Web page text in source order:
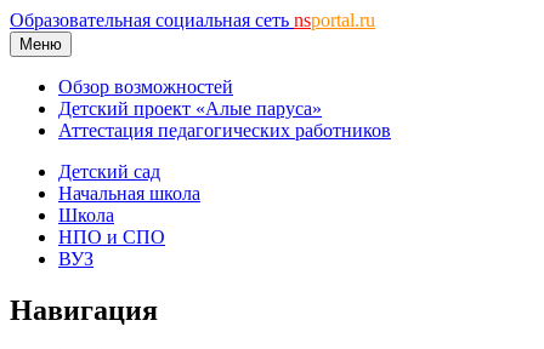
Образовательная социальная сеть nsportal.ru
Меню
Обзор возможностей
Детский проект «Алые паруса»
Аттестация педагогических работников
Детский сад
Начальная школа
Школа
НПО и СПО
ВУЗ
Навигация